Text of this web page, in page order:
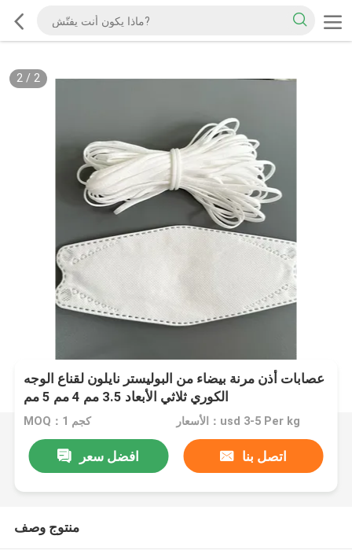
2/ 2
عصابات أذن مرنة بيضاء من البوليستر نايلون لقناع الوجه
الكوري ثلاثي الأبعاد 3.5 مم 4 مم 5 مم
MOQ：1 كجم الأسعار：usd 3-5 Per kg
افضل سعر اتصل بنا
منتوج وصف